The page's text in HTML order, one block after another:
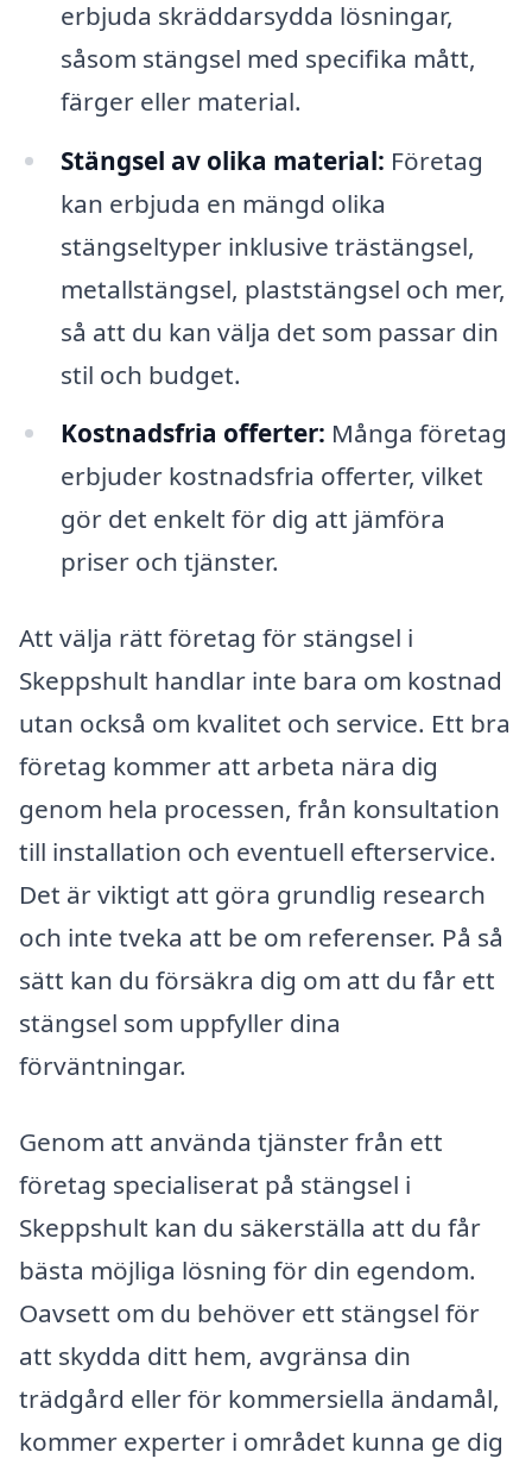
erbjuda skräddarsydda lösningar,
såsom stängsel med specifika mått,
färger eller material.
Stängsel av olika material: Företag
kan erbjuda en mängd olika
stängseltyper inklusive trästängsel,
metallstängsel, plaststängsel och mer,
så att du kan välja det som passar din
stil och budget.
Kostnadsfria offerter: Många företag
erbjuder kostnadsfria offerter, vilket
gör det enkelt för dig att jämföra
priser och tjänster.
Att välja rätt företag för stängsel i
Skeppshult handlar inte bara om kostnad
utan också om kvalitet och service. Ett bra
företag kommer att arbeta nära dig
genom hela processen, från konsultation
till installation och eventuell efterservice.
Det är viktigt att göra grundlig research
och inte tveka att be om referenser. På så
sätt kan du försäkra dig om att du får ett
stängsel som uppfyller dina
förväntningar.
Genom att använda tjänster från ett
företag specialiserat på stängsel i
Skeppshult kan du säkerställa att du får
bästa möjliga lösning för din egendom.
Oavsett om du behöver ett stängsel för
att skydda ditt hem, avgränsa din
trädgård eller för kommersiella ändamål,
kommer experter i området kunna ge dig